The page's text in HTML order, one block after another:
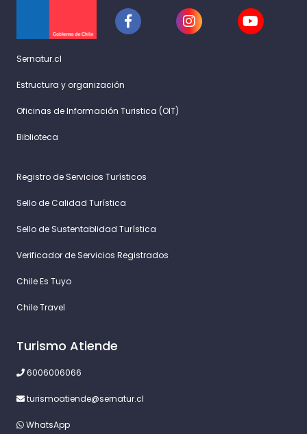
Sernatur.cl
Estructura y organización
Oficinas de Información Turistica (OIT)
Biblioteca
Registro de Servicios Turísticos
Sello de Calidad Turística
Sello de Sustentablidad Turística
Verificador de Servicios Registrados
Chile Es Tuyo
Chile Travel
Turismo Atiende
6006006066
turismoatiende@sernatur.cl
WhatsApp